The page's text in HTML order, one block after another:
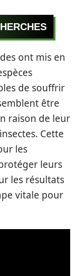
ont mis en
de souffrir
être
raison de leur
Cette
les
leurs
les résultats
vitale pour